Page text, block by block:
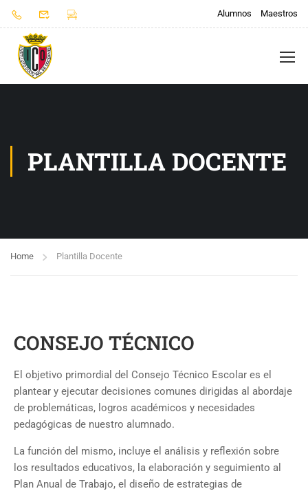
Alumnos Maestros
PLANTILLA DOCENTE
Home Plantilla Docente
CONSEJO TÉCNICO
El objetivo primordial del Consejo Técnico Escolar es el
plantear y ejecutar decisiones comunes dirigidas al abordaje
de problemáticas, logros académicos y necesidades
pedagógicas de nuestro alumnado.
La función del mismo, incluye el análisis y reflexión sobre
los resultados educativos, la elaboración y seguimiento al
Plan Anual de Trabajo, el diseño de estrategias de